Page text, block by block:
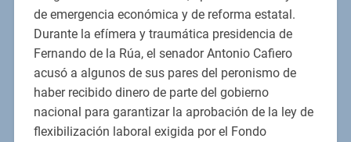
de emergencia económica y de reforma estatal.
Durante la efímera y traumática presidencia de
Fernando de la Rúa, el senador Antonio Cafiero
acusó a algunos de sus pares del peronismo de
haber recibido dinero de parte del gobierno
nacional para garantizar la aprobación de la ley de
flexibilización laboral exigida por el Fondo